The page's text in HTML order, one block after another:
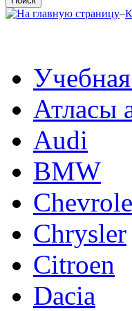
–
Атласы
Audi
BMW
Chrysler
Citroen
Dacia